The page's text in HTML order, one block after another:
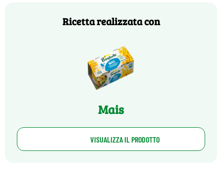
Ricetta realizzata con
Mais
VISUALIZZA IL PRODOTTO